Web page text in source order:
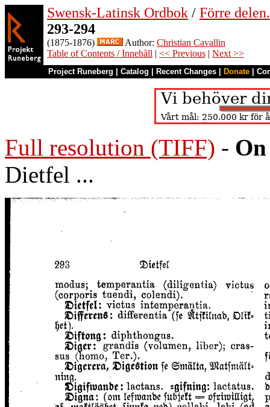
Swensk-Latinsk Ordbok / Förre
293-294
(1875-1876) Author: Christian Cavallin
Table of Contents / Innehåll | << Previous | Next >>
Project Runeberg Catalog Recent Changes Donate
Full resolution (TIFF) -
Dietfel ...